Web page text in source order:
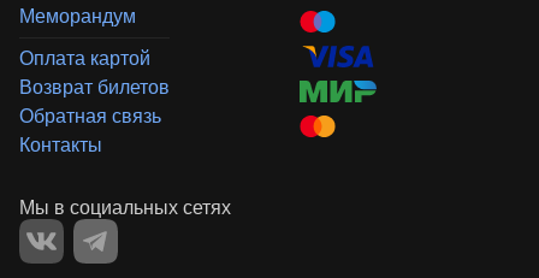
Меморандум
Оплата картой
Возврат билетов
Обратная связь
Контакты